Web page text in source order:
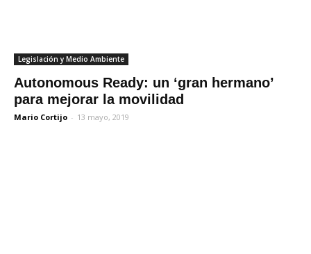
Legislación y Medio Ambiente
Autonomous Ready: un ‘gran hermano’
para mejorar la movilidad
Mario Cortijo - 13 mayo, 2019